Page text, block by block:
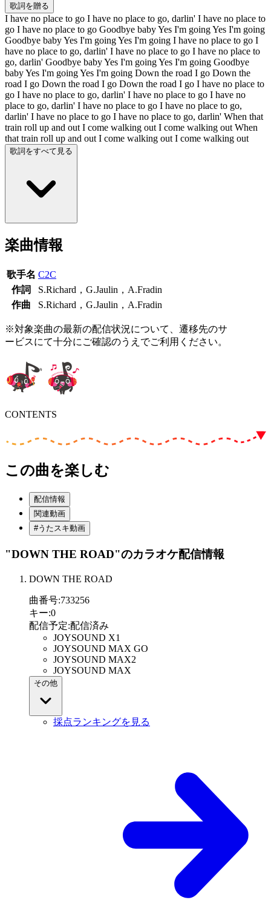
歌詞を贈る
I have no place to go I have no place to go, darlin' I have no place to
go I have no place to go Goodbye baby Yes I'm going Yes I'm going
Goodbye baby Yes I'm going Yes I'm going I have no place to go I
have no place to go, darlin' I have no place to go I have no place to
go, darlin' Goodbye baby Yes I'm going Yes I'm going Goodbye
baby Yes I'm going Yes I'm going Down the road I go Down the
road I go Down the road I go Down the road I go I have no place to
go I have no place to go, darlin' I have no place to go I have no
place to go, darlin' I have no place to go I have no place to go,
darlin' I have no place to go I have no place to go, darlin' When that
train roll up and out I come walking out I come walking out When
that train roll up and out I come walking out I come walking out
歌詞をすべて見る
楽曲情報
歌手名 C2C
作詞
S.Richard，G.Jaulin，A.Fradin
作曲
S.Richard，G.Jaulin，A.Fradin
※対象楽曲の最新の配信状況について、遷移先のサ
ービスにて十分にご確認のうえでご利用ください。
CONTENTS
この曲を楽しむ
配信情報
関連動画
#うたスキ動画
"DOWN THE ROAD"のカラオケ配信情報
DOWN THE ROAD
曲番号:733256
キー:0
配信予定:配信済み
JOYSOUND X1
JOYSOUND MAX GO
JOYSOUND MAX2
JOYSOUND MAX
その他
採点ランキングを見る